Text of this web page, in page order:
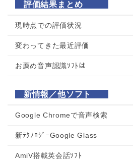
評価結果まとめ
現時点での評価状況
変わってきた最近評価
お薦め音声認識ｿﾌﾄは
新情報／他ソフト
Google Chromeで音声検索
新ﾃｸﾉﾛｼﾞｰGoogle Glass
AmiV搭載英会話ｿﾌﾄ